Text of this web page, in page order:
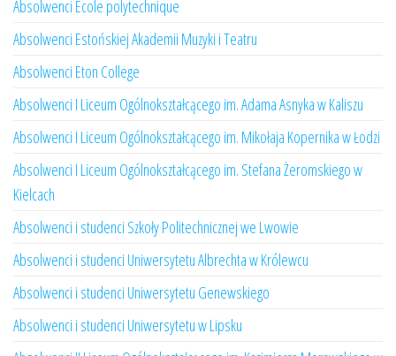
Absolwenci École polytechnique
Absolwenci Estońskiej Akademii Muzyki i Teatru
Absolwenci Eton College
Absolwenci I Liceum Ogólnokształcącego im. Adama Asnyka w Kaliszu
Absolwenci I Liceum Ogólnokształcącego im. Mikołaja Kopernika w Łodzi
Absolwenci I Liceum Ogólnokształcącego im. Stefana Żeromskiego w
Kielcach
Absolwenci i studenci Szkoły Politechnicznej we Lwowie
Absolwenci i studenci Uniwersytetu Albrechta w Królewcu
Absolwenci i studenci Uniwersytetu Genewskiego
Absolwenci i studenci Uniwersytetu w Lipsku